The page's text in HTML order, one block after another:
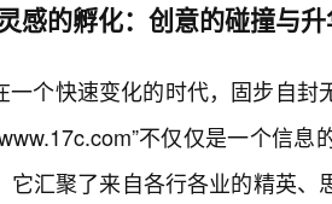
感的孵化：创意的碰撞与
一个快速变化的时代，固步自封
不仅仅是一个信
它汇聚了来自各行各业的精英